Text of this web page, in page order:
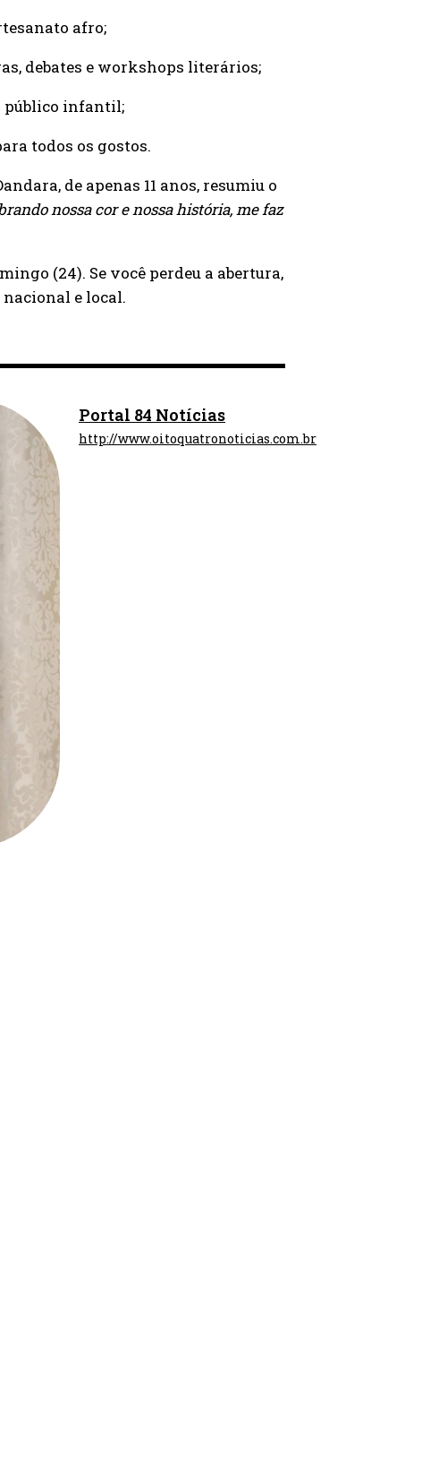
afro;
debates e workshops literários;
público infantil;
todos os gostos.
de apenas 11 anos, resumiu o
nossa cor e nossa história, me faz
(24). Se você perdeu a abertura,
e local.
Portal 84 Notícias
http://www.oitoquatronoticias.com.br